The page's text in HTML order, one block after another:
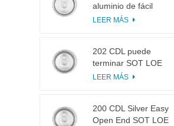
aluminio de fácil
apertura 200 B64 SOT
LEER MÁS
202 CDL puede
terminar SOT LOE
Plata Ligero EOE
LEER MÁS
200 CDL Silver Easy
Open End SOT LOE